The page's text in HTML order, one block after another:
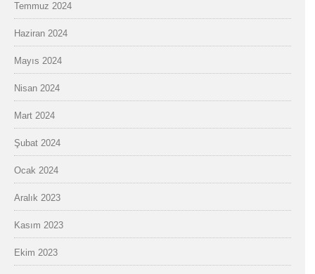
Temmuz 2024
Haziran 2024
Mayıs 2024
Nisan 2024
Mart 2024
Şubat 2024
Ocak 2024
Aralık 2023
Kasım 2023
Ekim 2023